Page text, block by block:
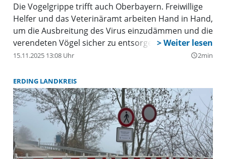
Die Vogelgrippe trifft auch Oberbayern. Freiwillige
Helfer und das Veterinäramt arbeiten Hand in Hand,
um die Ausbreitung des Virus einzudämmen und die
verendeten Vögel sicher zu entsorgen.
15.11.2025 13:08 Uhr query_builder2min
ERDING LANDKREIS